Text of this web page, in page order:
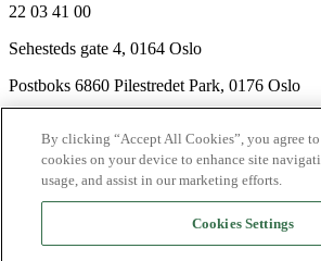
22 03 41 00
Sehesteds gate 4, 0164 Oslo
Postboks 6860 Pilestredet Park, 0176 Oslo
Nyhetsbrev
Ledige stillinger
Send inn manus
By clicking “Accept All Cookies”, you agree
cookies on your device to enhance site
usage, and assist in our marketing efforts.
Cookies Settings